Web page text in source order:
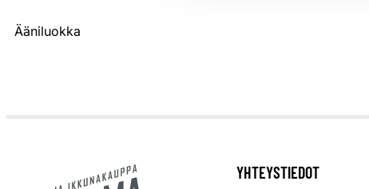
Ääniluokka
YHTEYSTIEDOT